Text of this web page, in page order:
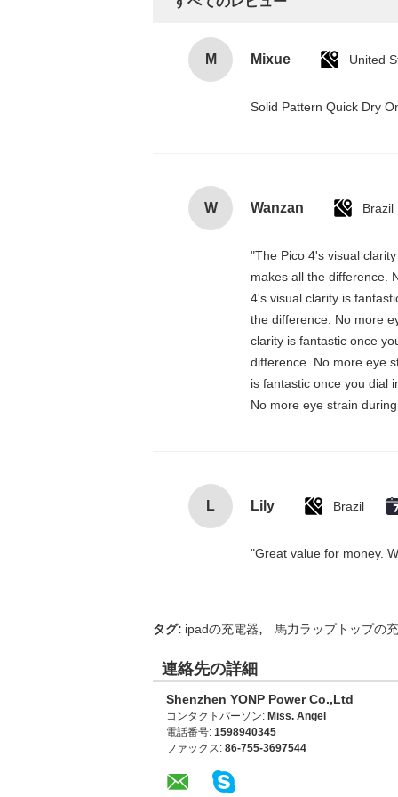
M Mixue United
Solid Pattern Quick Dry
W Wanzan Brazil
"The Pico 4's visual
makes all the difference.
4's visual clarity is
the difference. No more
clarity is fantastic once
difference. No more eye
is fantastic once you dial
No more eye strain
L Lily Brazil
"Great value for money.
タグ: ipadの充電器, 馬力ラップトップの
連絡先の詳細
Shenzhen YONP Power Co.,Ltd
コンタクトパーソン: Miss. Angel
電話番号: 1598940345
ファックス: 86-755-3697544